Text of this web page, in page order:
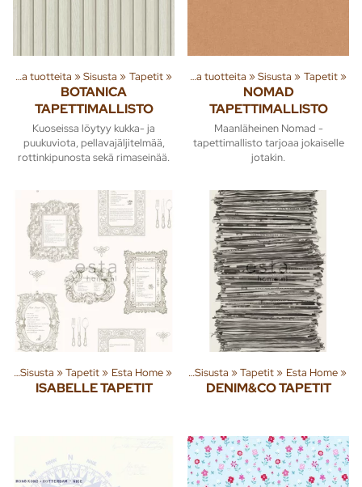
Tuoteryhmiä ja tuotteita ‪»Sisusta ‪» Tapetit‪»
BOTANICA
TAPETTIMALLISTO
Kuoseissa löytyy kukka- ja
puukuviota, pellavajäljitelmää,
rottinkipunosta sekä rimaseinää.
Tuoteryhmiä ja tuotteita ‪»Sisusta ‪» Tapetit‪»
NOMAD
TAPETTIMALLISTO
Maanläheinen Nomad -
tapettimallisto tarjoaa jokaiselle
jotakin.
‪»Sisusta ‪»Tapetit‪» Esta Home‪»
ISABELLE TAPETIT
Tuoteryhmiä ja tuotteita ‪»Sisusta ‪»Tapetit‪» Esta Home‪»
DENIM&CO TAPETIT